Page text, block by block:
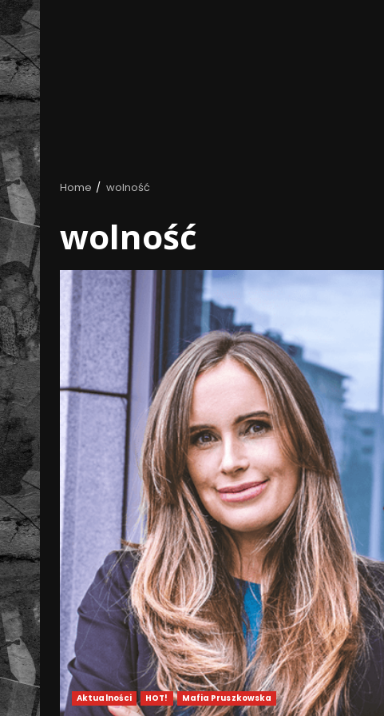
Home wolność
wolność
Aktualności HOT! Mafia Pruszkowska